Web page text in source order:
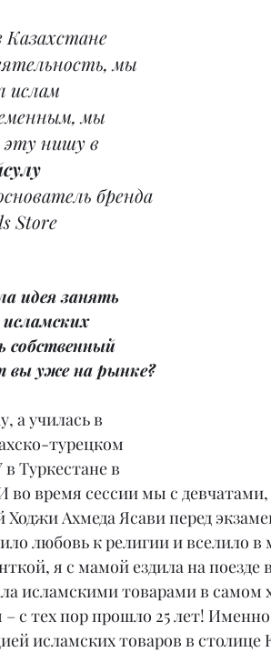
мы
ислам
мы
эту нишу в
бренда
Store
идея занять
собственный
вы уже на рынке?
а училась в
турецком
Туркестане в
во время сессии мы с
Ходжи Ахмеда Ясави перед
любовь к религии и вселило
я с мамой ездила на
исламскими товарами в самом
с тех пор прошло 25 лет! Именно
исламских товаров в столице